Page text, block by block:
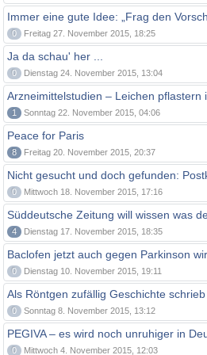
Immer eine gute Idee: „Frag den
0 Freitag 27. November 2015, 18:25
Ja da schau' her ...
0 Dienstag 24. November 2015, 13:04
Arzneimittelstudien – Leichen pflastern
1 Sonntag 22. November 2015, 04:06
Peace for Paris
8 Freitag 20. November 2015, 20:37
Nicht gesucht und doch gefunden:
0 Mittwoch 18. November 2015, 17:16
Süddeutsche Zeitung will wissen was
4 Dienstag 17. November 2015, 18:35
Baclofen jetzt auch gegen Parkinson
0 Dienstag 10. November 2015, 19:11
Als Röntgen zufällig Geschichte schrieb
0 Sonntag 8. November 2015, 13:12
PEGIVA – es wird noch unruhiger in
0 Mittwoch 4. November 2015, 12:03